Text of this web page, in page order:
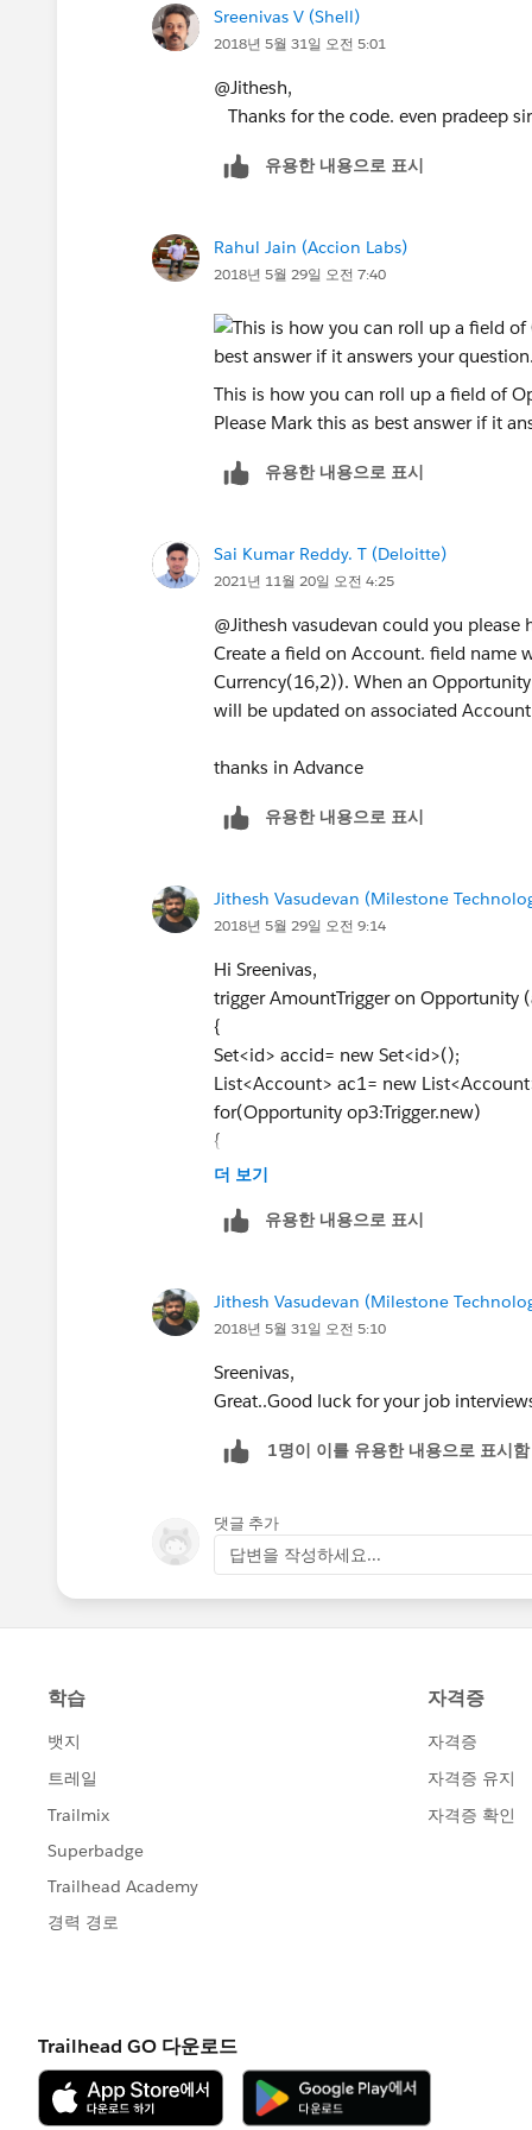
            }
        }
    }
map<id,double> amtmap =
list<account>acclist =
    for(id iid : AccIds){
        }else{
        update acclist;
    }
}
If this helps, please mark it as best
Sreenivas V (Shell)
2018년 5월 31일 오전 5:01
@Jithesh,
Thanks for the code. even pradeep
유용한 내용으로 표시
Rahul Jain (Accion Labs)
2018년 5월 29일 오전 7:40
This is how you can roll up a field of
Please Mark this as best answer if it
유용한 내용으로 표시
Sai Kumar Reddy. T (Deloitte)
2021년 11월 20일 오전 4:25
@Jithesh vasudevan could you
Create a field on Account. field name
Currency(16,2)). When an
will be updated on associated
thanks in Advance
유용한 내용으로 표시
Jithesh Vasudevan (Milestone
2018년 5월 29일 오전 9:14
Hi Sreenivas,
trigger AmountTrigger on Opportunity
{
Set<id> accid= new Set<id>();
List<Account> ac1= new
for(Opportunity op3:Trigger.new)
{
accid.add(op3.AccountId);
List<Account> ac2=[select
{
Double TotAmt=0.0;
for(Opportunity op4:opn.opportunities)
{
TotAmt+=op4.Amount;
ac1.add(opn);
Update ac1;
}
더 보기
유용한 내용으로 표시
Jithesh Vasudevan (Milestone
2018년 5월 31일 오전 5:10
Sreenivas,
Great..Good luck for your job
1명이 이를 유용한 내용으로 표시함
댓글 추가
답변을 작성하세요...